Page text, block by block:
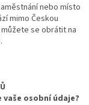
nebo místo
mimo Českou
se obrátit na
osobní údaje?